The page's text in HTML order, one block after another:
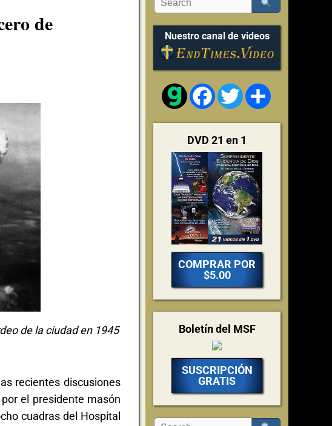
de
de la ciudad en 1945
recientes discusiones
el presidente masón
cuadras del Hospital
Nuestro canal de videos
FacebookTwitter
DVD 21 en 1
COMPRAR POR
$5.00
Boletín del MSF
SUSCRIPCIÓN
GRATIS